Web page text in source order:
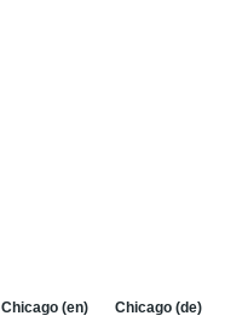
Chicago (en) Chicago (de)